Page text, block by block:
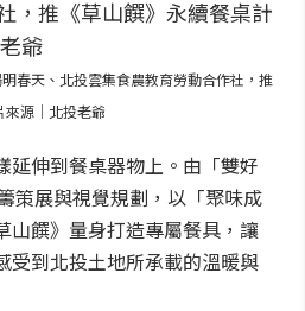
春天、北投雲集食農教育勞動合作社，推
來源｜北投老爺
延伸到餐桌器物上。由「雙好
策展與視覺規劃，以「聚味成
山饌》量身打造專屬餐具，讓
受到北投土地所承載的溫暖與